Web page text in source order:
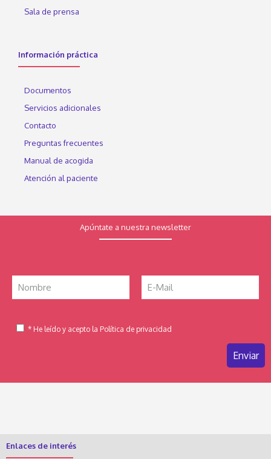
Sala de prensa
Información práctica
Documentos
Servicios adicionales
Contacto
Preguntas frecuentes
Manual de acogida
Atención al paciente
Apúntate a nuestra newsletter
* He leído y acepto la Política de privacidad
Enlaces de interés